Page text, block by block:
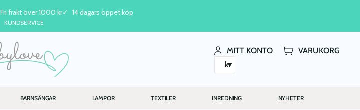
Fri frakt över 1000 kr 14 dagars öppet köp
KUNDSERVICE
MITT KONTO
VARUKORG
kr
BARNSÄNGAR LAMPOR TEXTILER INREDNING NYHETER